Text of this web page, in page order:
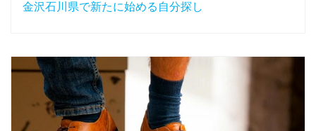
金沢石川県で新たに始める自分探し